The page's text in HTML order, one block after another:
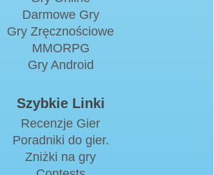
Darmowe Gry
Gry Zręcznościowe
MMORPG
Gry Android
Szybkie Linki
Recenzje Gier
Poradniki do gier.
Zniżki na gry